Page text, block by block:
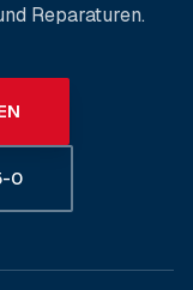
Reparaturen.
0